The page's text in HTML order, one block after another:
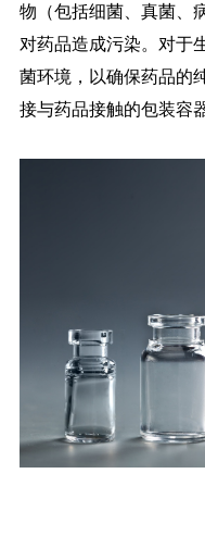
物（包括细菌、真菌、
对药品造成污染。对于
菌环境，以确保药品的
接与药品接触的包装容